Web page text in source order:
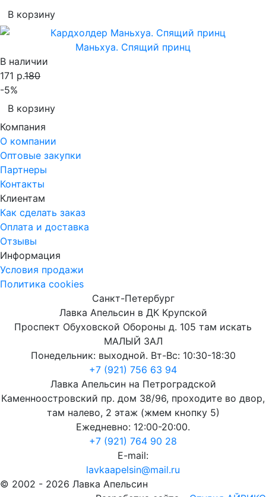
В корзину
Маньхуа. Спящий принц
В наличии
171 р.180
-5%
В корзину
Компания
О компании
Оптовые закупки
Партнеры
Контакты
Клиентам
Как сделать заказ
Оплата и доставка
Отзывы
Информация
Условия продажи
Политика cookies
Санкт-Петербург
Лавка Апельсин в ДК Крупской
Проспект Обуховской Обороны д. 105 там искать
МАЛЫЙ ЗАЛ
Понедельник: выходной. Вт-Вс: 10:30-18:30
+7 (921) 756 63 94
Лавка Апельсин на Петроградской
Каменноостровский пр. дом 38/96, проходите во двор,
там налево, 2 этаж (жмем кнопку 5)
Ежедневно: 12:00-20:00.
+7 (921) 764 90 28
E-mail:
lavkaapelsin@mail.ru
© 2002 - 2026 Лавка Апельсин